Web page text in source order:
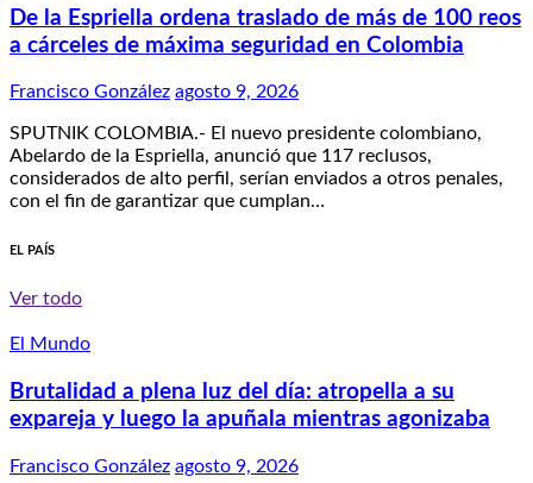
De la Espriella ordena traslado de más de 100 reos
a cárceles de máxima seguridad en Colombia
Francisco González agosto 9, 2026
SPUTNIK COLOMBIA.- El nuevo presidente colombiano,
Abelardo de la Espriella, anunció que 117 reclusos,
considerados de alto perfil, serían enviados a otros penales,
con el fin de garantizar que cumplan…
EL PAÍS
Ver todo
El Mundo
Brutalidad a plena luz del día: atropella a su
expareja y luego la apuñala mientras agonizaba
Francisco González agosto 9, 2026